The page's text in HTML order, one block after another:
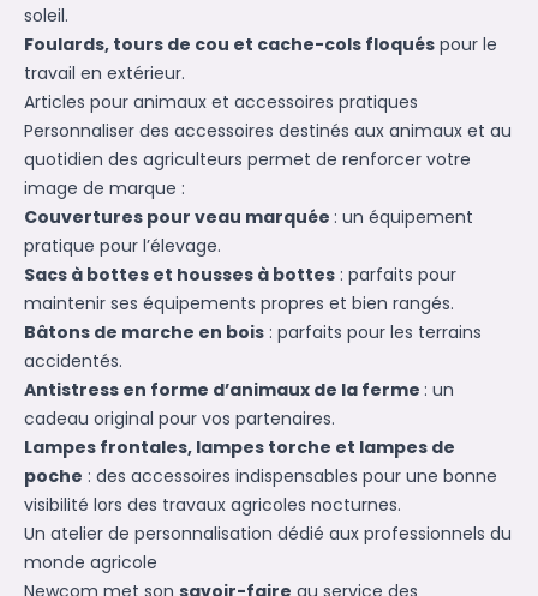
soleil.
Foulards, tours de cou et cache-cols floqués pour le
travail en extérieur.
Articles pour animaux et accessoires pratiques
Personnaliser des accessoires destinés aux animaux et au
quotidien des agriculteurs permet de renforcer votre
image de marque :
Couvertures pour veau marquée : un équipement
pratique pour l’élevage.
Sacs à bottes et housses à bottes : parfaits pour
maintenir ses équipements propres et bien rangés.
Bâtons de marche en bois : parfaits pour les terrains
accidentés.
Antistress en forme d’animaux de la ferme : un
cadeau original pour vos partenaires.
Lampes frontales, lampes torche et lampes de
poche : des accessoires indispensables pour une bonne
visibilité lors des travaux agricoles nocturnes.
Un atelier de personnalisation dédié aux professionnels du
monde agricole
Newcom met son savoir-faire au service des